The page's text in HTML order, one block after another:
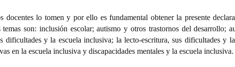
docentes lo tomen y por ello es fundamental obtener la presente
son: inclusión escolar; autismo y otros trastornos del desarrollo;
y la escuela inclusiva; la lecto-escritura, sus dificultades y
en la escuela inclusiva y discapacidades mentales y la escuela inclusiva.